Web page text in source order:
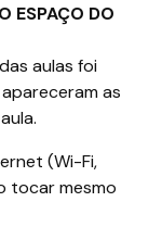
ESPAÇO DO
aulas foi
as
(Wi-Fi,
tocar mesmo